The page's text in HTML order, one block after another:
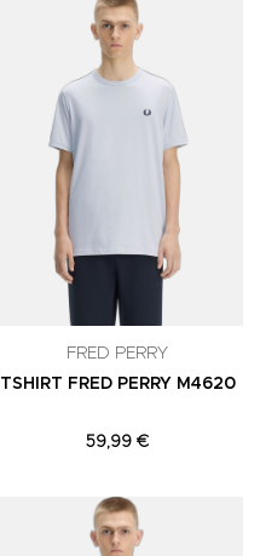
Adicionar aos Favoritos
FRED PERRY
TSHIRT FRED PERRY M4620
59,99 €
Adicionar aos Favoritos